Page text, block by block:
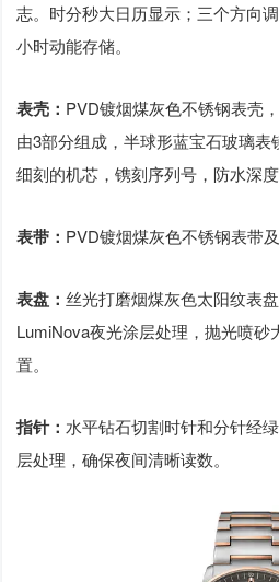
志。时分秒大日历显示；三个方向
小时动能存储。
表壳： PVD镀烟煤灰色不锈钢表壳
由3部分组成，半球形蓝宝石玻璃
细刻的机芯，镌刻序列号，防水深度
表带： PVD镀烟煤灰色不锈钢表带及
表盘：丝光打磨烟煤灰色太阳纹表
LumiNova夜光涂层处理，抛光喷砂
置。
指针：水平钻石切割时针和分针经
层处理，确保夜间清晰读数。